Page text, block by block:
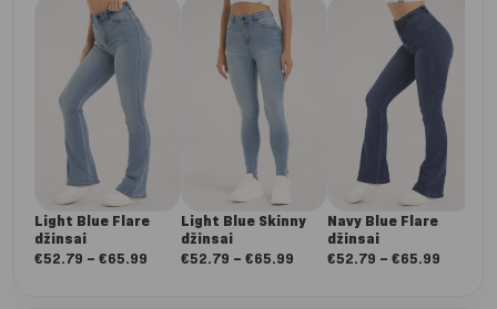
Light Blue Flare
džinsai
€52.79 – €65.99
Light Blue Skinny
džinsai
€52.79 – €65.99
Navy Blue Flare
džinsai
€52.79 – €65.99